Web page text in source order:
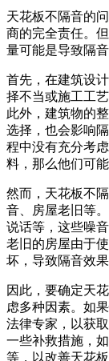
天花板不隔音的
商的完全责任。
量可能是导致隔
首先，在建筑设
择不当或施工工
此外，建筑物的
选择，也会影响
程中没有充分考
料，那么他们可
然而，天花板不
音、房屋老旧等
说话等，这些噪
老旧的房屋由于
坏，导致隔音效果
因此，要确定天
虑多种因素。如
法律专家，以获
一些补救措施，
等，以改善天花板